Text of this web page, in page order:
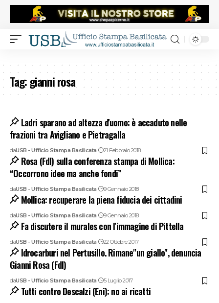
Tag:gianni rosa
Ladri sparano ad altezza d'uomo: è accaduto nelle
frazioni tra Avigliano e Pietragalla
daUSB - Ufficio Stampa Basilicata 21 Febbraio 2018
Rosa (FdI) sulla conferenza stampa di Mollica:
“Occorrono idee ma anche fondi”
daUSB - Ufficio Stampa Basilicata 9 Gennaio 2018
Mollica: recuperare la piena fiducia dei cittadini
daUSB - Ufficio Stampa Basilicata 9 Gennaio 2018
Fa discutere il murales con l'immagine di Pittella
daUSB - Ufficio Stampa Basilicata 22 Ottobre 2017
Idrocarburi nel Pertusillo. Rimane"un giallo", denuncia
Gianni Rosa (FdI)
daUSB - Ufficio Stampa Basilicata 5 Luglio 2017
Tutti contro Descalzi (Eni): no ai ricatti